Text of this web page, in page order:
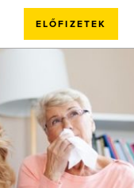
ELŐFIZETEK